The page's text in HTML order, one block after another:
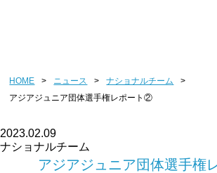
HOME > ニュース > ナショナルチーム
>
アジアジュニア団体選手権レポート②
2023.02.09
ナショナルチーム
アジアジュニア団体選手権